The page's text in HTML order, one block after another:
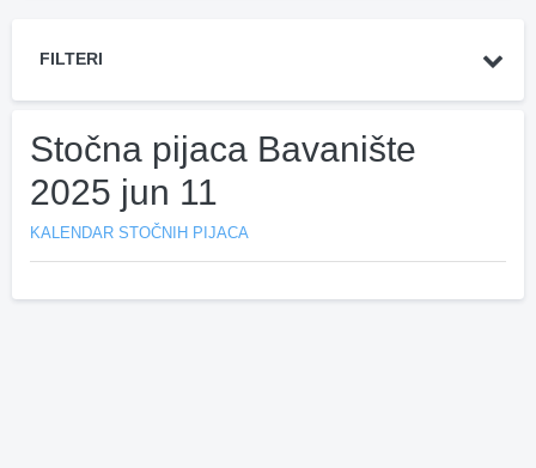
FILTERI
Stočna pijaca Bavanište
2025 jun 11
KALENDAR STOČNIH PIJACA